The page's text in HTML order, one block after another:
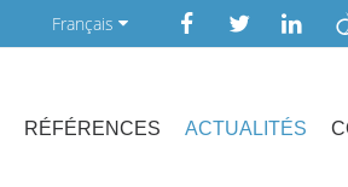
Français
RÉFÉRENCES ACTUALITÉS